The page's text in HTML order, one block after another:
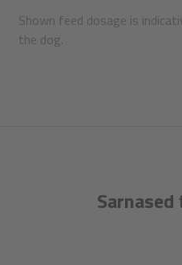
Shown feed dosage is
the dog.
Sarnased